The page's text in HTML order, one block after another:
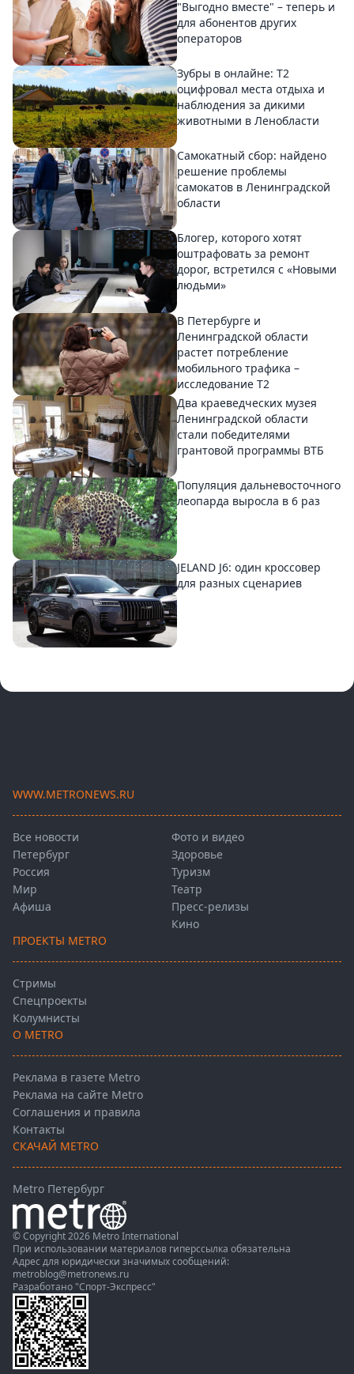
"Выгодно вместе" – теперь и
для абонентов других
операторов
Зубры в онлайне: Т2
оцифровал места отдыха и
наблюдения за дикими
животными в Ленобласти
Самокатный сбор: найдено
решение проблемы
самокатов в Ленинградской
области
Блогер, которого хотят
оштрафовать за ремонт
дорог, встретился с «Новыми
людьми»
В Петербурге и
Ленинградской области
растет потребление
мобильного трафика –
исследование T2
Два краеведческих музея
Ленинградской области
стали победителями
грантовой программы ВТБ
Популяция дальневосточного
леопарда выросла в 6 раз
JELAND J6: один кроссовер
для разных сценариев
WWW.METRONEWS.RU
Все новости
Петербург
Россия
Мир
Афиша
Фото и видео
Здоровье
Туризм
Театр
Пресс-релизы
Кино
ПРОЕКТЫ METRO
Стримы
Спецпроекты
Колумнисты
О METRO
Реклама в газете Metro
Реклама на сайте Metro
Соглашения и правила
Контакты
СКАЧАЙ METRO
Metro Петербург
© Copyright 2026 Metro International
При использовании материалов гиперссылка обязательна
Адрес для юридически значимых сообщений:
metroblog@metronews.ru
Разработано "Спорт-Экспресс"